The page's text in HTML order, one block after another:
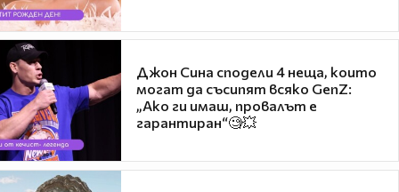
Джон Сина сподели 4 неща, които
могат да съсипят всяко GenZ:
„Ако ги имаш, провалът е
гарантиран“🧐💥